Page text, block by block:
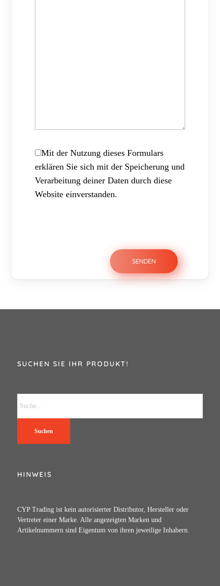
Mit der Nutzung dieses Formulars
erklären Sie sich mit der Speicherung und
Verarbeitung deiner Daten durch diese
Website einverstanden.
SUCHEN SIE IHR PRODUKT!
Suchen
HINWEIS
CYP Trading ist kein autorisierter Distributor, Hersteller oder
Vertreter einer Marke. Alle angezeigten Marken und
Artikelnummern sind Eigentum von ihren jeweilige Inhabern.